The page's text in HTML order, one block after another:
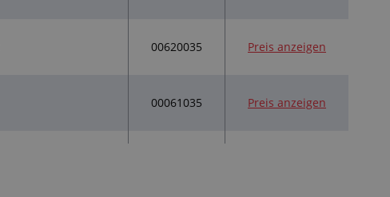
00620035 Preis anzeigen
00061035 Preis anzeigen